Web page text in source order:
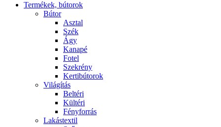
Termékek, bútorok
Bútor
Asztal
Szék
Ágy
Kanapé
Fotel
Szekrény
Kertibútorok
Világítás
Beltéri
Kültéri
Fényforrás
Lakástextil